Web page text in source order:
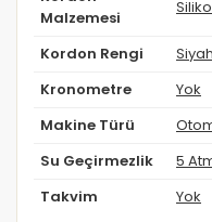
Malzemesi
Kordon Rengi Siyah
Kronometre Yok
Makine Türü
Su Geçirmezlik 5
Takvim Yok